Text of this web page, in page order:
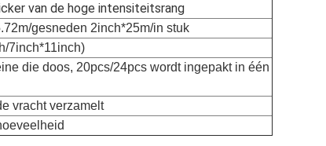
van de hoge intensiteitsrang
gesneden 2inch*25m/in stuk
7inch*11inch)
die doos, 20pcs/24pcs wordt ingepakt in één
vracht verzamelt